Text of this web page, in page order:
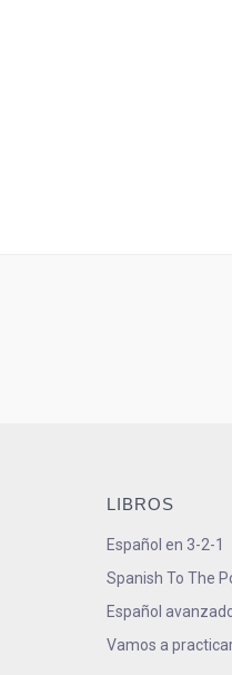
LIBROS
Español en 3-2-1
Spanish To The
Español
Vamos a